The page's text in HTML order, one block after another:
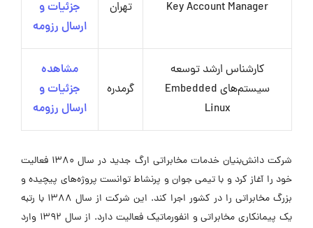
Key Account Manager تهران
جزئیات و
ارسال رزومه
کارشناس ارشد توسعه
سیستم‌های Embedded
Linux
گرمدره
مشاهده
جزئیات و
ارسال رزومه
شرکت دانش‌بنیان خدمات مخابراتی ارگ جدید در سال ۱۳۸۰ فعالیت
خود را آغاز کرد و با تیمی جوان و پرنشاط توانست پروژه‌های پیچیده و
بزرگ مخابراتی را در کشور اجرا کند. این شرکت از سال ۱۳۸۸ با رتبه
یک پیمانکاری مخابراتی و انفورماتیک فعالیت دارد. از سال ۱۳۹۲ وارد